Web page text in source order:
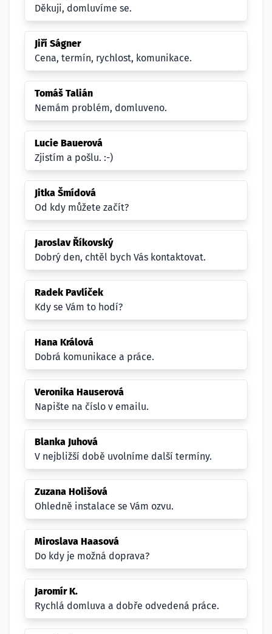
Děkuji, domluvíme se.
Jiří Ságner
Cena, termín, rychlost, komunikace.
Tomáš Talián
Nemám problém, domluveno.
Lucie Bauerová
Zjistím a pošlu. :-)
Jitka Šmídová
Od kdy můžete začít?
Jaroslav Říkovský
Dobrý den, chtěl bych Vás kontaktovat.
Radek Pavlíček
Kdy se Vám to hodí?
Hana Králová
Dobrá komunikace a práce.
Veronika Hauserová
Napište na číslo v emailu.
Blanka Juhová
V nejbližší době uvolníme další termíny.
Zuzana Holišová
Ohledně instalace se Vám ozvu.
Miroslava Haasová
Do kdy je možná doprava?
Jaromír K.
Rychlá domluva a dobře odvedená práce.